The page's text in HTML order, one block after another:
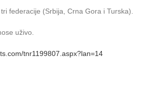
federacije (Srbija, Crna Gora i Turska).
uživo.
tnr1199807.aspx?lan=14